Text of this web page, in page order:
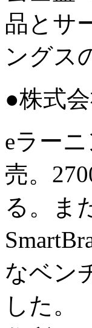
品とサ
ングス
●株式
eラー
売。
る。ま
なベン
した。